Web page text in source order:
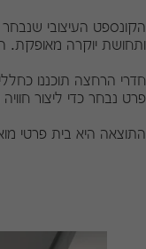
הקונספט העיצובי
ותחושת יוקרה מאופקת.
חדרי הרחצה תוכננו
פרט נבחר כדי ליצור
התוצאה היא בית פרטי